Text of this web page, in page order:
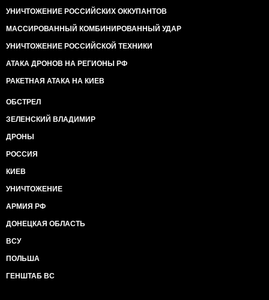
УНИЧТОЖЕНИЕ РОССИЙСКИХ ОККУПАНТОВ
МАССИРОВАННЫЙ КОМБИНИРОВАННЫЙ УДАР
УНИЧТОЖЕНИЕ РОССИЙСКОЙ ТЕХНИКИ
АТАКА ДРОНОВ НА РЕГИОНЫ РФ
РАКЕТНАЯ АТАКА НА КИЕВ
ОБСТРЕЛ
ЗЕЛЕНСКИЙ ВЛАДИМИР
ДРОНЫ
РОССИЯ
КИЕВ
УНИЧТОЖЕНИЕ
АРМИЯ РФ
ДОНЕЦКАЯ ОБЛАСТЬ
ВСУ
ПОЛЬША
ГЕНШТАБ ВС